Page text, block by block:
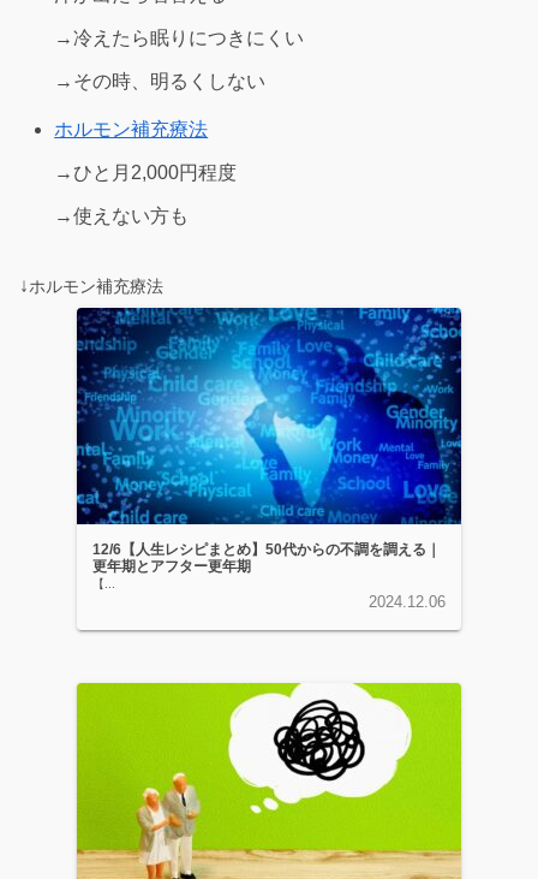
→冷えたら眠りにつきにくい
→その時、明るくしない
ホルモン補充療法
→ひと月2,000円程度
→使えない方も
↓ホルモン補充療法
12/6【人生レシピまとめ】50代からの不調を調える｜
更年期とアフター更年期
【...
2024.12.06